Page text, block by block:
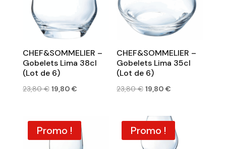
CHEF&SOMMELIER –
Gobelets Lima 38cl
(Lot de 6)
23,80€ Le
était :
23,80 €.
19,80 €Le
est :
19,80 €.
CHEF&SOMMELIER –
Gobelets Lima 35cl
(Lot de 6)
23,80€ Le
initial
était :
23,80 €.
19,80€
actuel
est :
19,80 €.
Promo ! Promo !